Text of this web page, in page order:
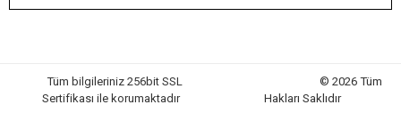
Tüm bilgileriniz 256bit SSL
Sertifikası ile korumaktadır
© 2026 Tüm
Hakları Saklıdır